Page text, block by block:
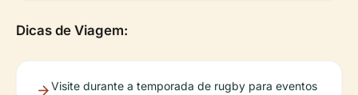
Dicas de Viagem:
Visite durante a temporada de rugby para eventos